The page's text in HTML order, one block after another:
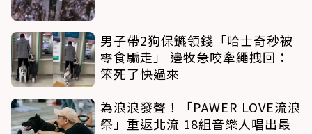
男子帶2狗保鑣領錢「哈士奇秒被
零食騙走」 邊牧急咬牽繩拽回：
笨死了快過來
為浪浪發聲！「PAWER LOVE流浪
祭」重返北流 18組音樂人唱出最